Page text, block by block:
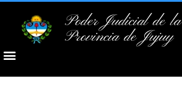
Poder Judicial de la
Provincia de Jujuy